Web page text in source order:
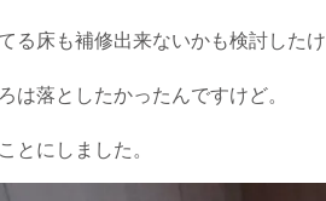
る床も補修出来ないかも検討した
は落としたかったんですけど。
とにしました。